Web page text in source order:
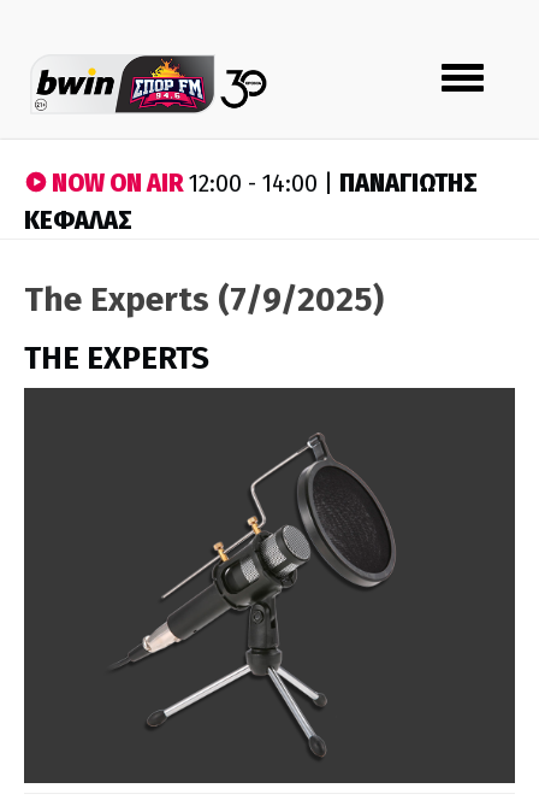
Toggle
navigation
NOW ON AIR12:00 - 14:00 | ΠΑΝΑΓΙΩΤΗΣ
ΚΕΦΑΛΑΣ
The Experts (7/9/2025)
THE EXPERTS